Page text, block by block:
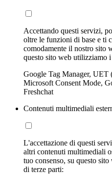
Accettando questi servizi,
oltre le funzioni di base e ti
comodamente il nostro sito
questo sito web utilizziamo
Google Tag Manager,
Microsoft Consent Mode,
Freshchat
Contenuti multimediali
L'accettazione di questi
altri contenuti multimediali
tuo consenso, su questo
di terze parti: